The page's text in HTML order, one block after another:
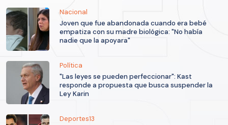
Nacional
Joven que fue abandonada cuando era bebé
empatiza con su madre biológica: "No había
nadie que la apoyara"
Política
"Las leyes se pueden perfeccionar": Kast
responde a propuesta que busca suspender la
Ley Karin
Deportes13